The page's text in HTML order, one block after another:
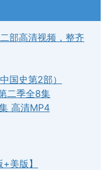
部高清视频，整齐
国史第2部）
二季全8集
高清MP4
美版】